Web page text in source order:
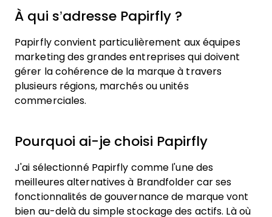
À qui s’adresse Papirfly ?
Papirfly convient particulièrement aux équipes
marketing des grandes entreprises qui doivent
gérer la cohérence de la marque à travers
plusieurs régions, marchés ou unités
commerciales.
Pourquoi ai-je choisi Papirfly
J'ai sélectionné Papirfly comme l'une des
meilleures alternatives à Brandfolder car ses
fonctionnalités de gouvernance de marque vont
bien au-delà du simple stockage des actifs. Là où